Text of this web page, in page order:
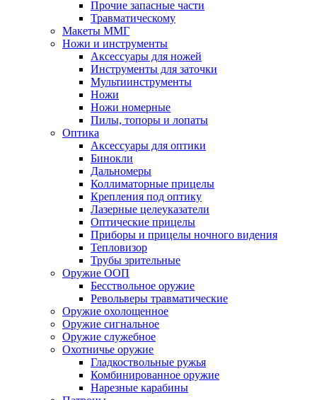
Прочие запасные части
Травматическому
Макеты ММГ
Ножи и инструменты
Аксессуары для ножей
Инструменты для заточки
Мультиинструменты
Ножи
Ножи номерные
Пилы, топоры и лопаты
Оптика
Аксессуары для оптики
Бинокли
Дальномеры
Коллиматорные прицелы
Крепления под оптику
Лазерные целеуказатели
Оптические прицелы
Приборы и прицелы ночного видения
Тепловизор
Трубы зрительные
Оружие ООП
Бесствольное оружие
Револьверы травматические
Оружие охолощенное
Оружие сигнальное
Оружие служебное
Охотничье оружие
Гладкоствольные ружья
Комбинированное оружие
Нарезные карабины